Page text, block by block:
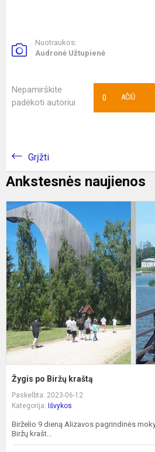
Nuotraukos:
Audronė Užtupienė
Nepamirškite
padėkoti autoriui
AČIŪ
0
Grįžti
Ankstesnės naujienos
Žygis po Biržų kraštą
Paskelbta: 2023-06-12
Kategorija: Išvykos
Birželio 9 dieną Alizavos pagrindinės
Biržų krašt...